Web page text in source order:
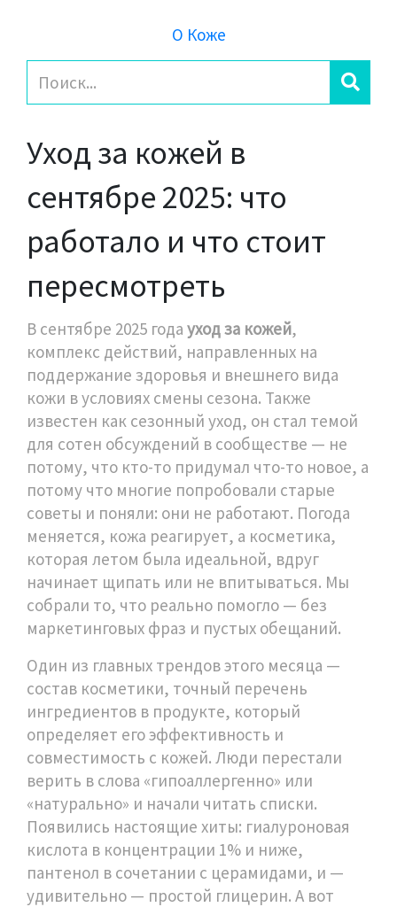
О Коже
Уход за кожей в
сентябре 2025: что
работало и что стоит
пересмотреть
В сентябре 2025 года уход за кожей,
комплекс действий, направленных на
поддержание здоровья и внешнего вида
кожи в условиях смены сезона. Также
известен как сезонный уход, он стал темой
для сотен обсуждений в сообществе — не
потому, что кто-то придумал что-то новое, а
потому что многие попробовали старые
советы и поняли: они не работают. Погода
меняется, кожа реагирует, а косметика,
которая летом была идеальной, вдруг
начинает щипать или не впитываться. Мы
собрали то, что реально помогло — без
маркетинговых фраз и пустых обещаний.
Один из главных трендов этого месяца —
состав косметики, точный перечень
ингредиентов в продукте, который
определяет его эффективность и
совместимость с кожей. Люди перестали
верить в слова «гипоаллергенно» или
«натурально» и начали читать списки.
Появились настоящие хиты: гиалуроновая
кислота в концентрации 1% и ниже,
пантенол в сочетании с церамидами, и —
удивительно — простой глицерин. А вот